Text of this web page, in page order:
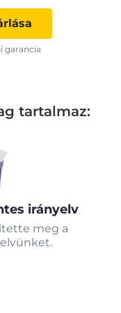
garancia
tartalmaz:
irányelv
meg a